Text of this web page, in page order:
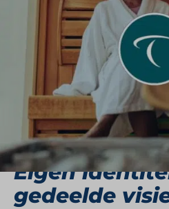
zes locaties in Nederland.
eigen sfeer, setting en
herkenbaar door de
merk. Van de wereldse
Bussloo tot de stilte van
het oosterse sprookje van
Thermen Resorts nodigt
verzorging en verdieping.
Eigen
gedeelde